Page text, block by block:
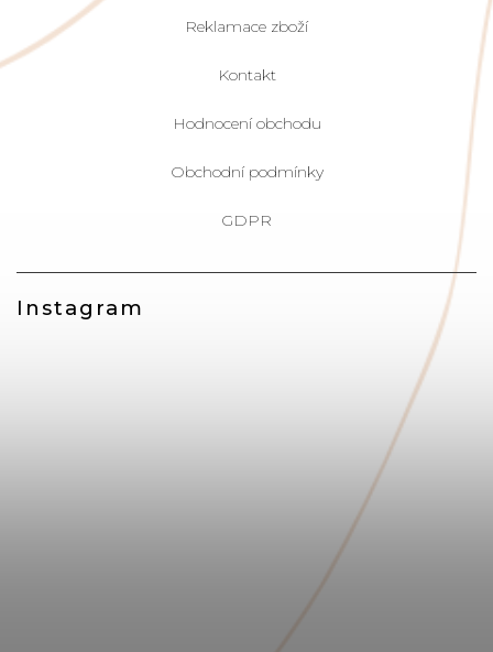
Instagram
Reklamace zboží
Kontakt
Hodnocení obchodu
Obchodní podmínky
GDPR